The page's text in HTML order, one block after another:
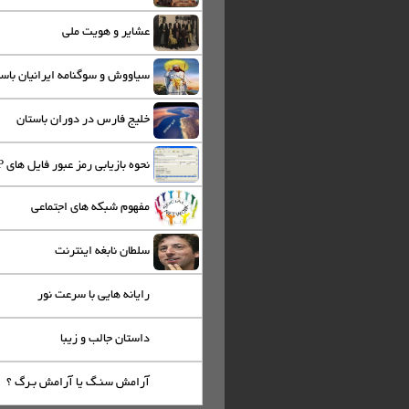
عشاير و هويت ملي
سياووش و سوگنامه ايرانيان
خلیج فارس در دوران باستان
نحوه بازیابی رمز عبور فایل های ZIP
مفهوم شبکه های اجتماعی
سلطان نابغه اینترنت
رایانه هایی با سرعت نور
داستان جالب و زیبا
آرامش سنـگ یا آرامش بـرگ ؟